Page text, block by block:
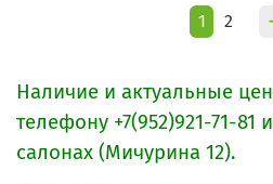
1 2
Наличие и актуальные
телефону +7(952)921-71-
салонах (Мичурина 12).